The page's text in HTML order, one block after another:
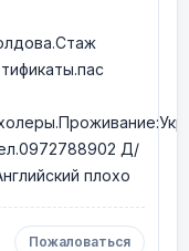
Д/
плохо
Пожаловаться